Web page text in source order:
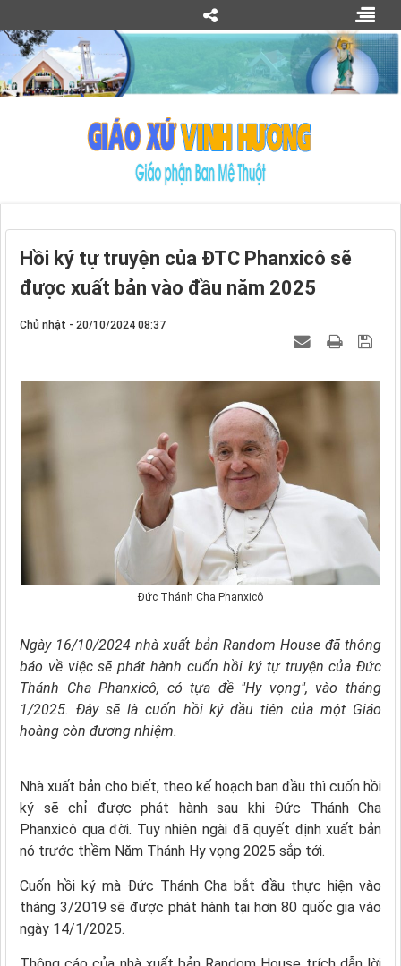
Hồi ký tự truyện của ĐTC Phanxicô sẽ
được xuất bản vào đầu năm 2025
Chủ nhật - 20/10/2024 08:37
Đức Thánh Cha Phanxicô
Ngày 16/10/2024 nhà xuất bản Random House đã thông
báo về việc sẽ phát hành cuốn hồi ký tự truyện của Đức
Thánh Cha Phanxicô, có tựa đề "Hy vọng", vào tháng
1/2025. Đây sẽ là cuốn hồi ký đầu tiên của một Giáo
hoàng còn đương nhiệm.
Nhà xuất bản cho biết, theo kế hoạch ban đầu thì cuốn hồi
ký sẽ chỉ được phát hành sau khi Đức Thánh Cha
Phanxicô qua đời. Tuy nhiên ngài đã quyết định xuất bản
nó trước thềm Năm Thánh Hy vọng 2025 sắp tới.
Cuốn hồi ký mà Đức Thánh Cha bắt đầu thực hiện vào
tháng 3/2019 sẽ được phát hành tại hơn 80 quốc gia vào
ngày 14/1/2025.